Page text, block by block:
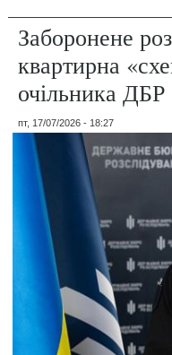
Заборонене
квартирна
очільника ДБР
пт, 17/07/2026 - 18:27